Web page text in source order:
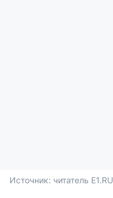
Источник: читатель E1.RU